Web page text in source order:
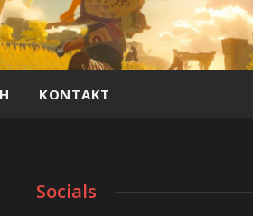
KONTAKT
Socials